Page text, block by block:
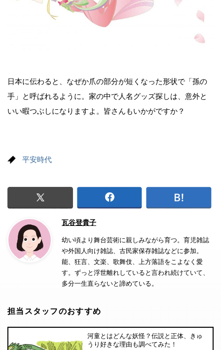
日本に伝わると、なぜか爪の部分が短くなった形状で「孫の
手」と呼ばれるように。家の中で人名グッズ探しは、意外と
いい暇つぶしになりますよ。皆さんもいかがですか？
平安時代
瓦谷登貴子
幼い頃より舞台芸術に親しみながら育つ。育児雑誌
や外国人向け雑誌、古民家保存雑誌などに参加。
能、狂言、文楽、歌舞伎、上方落語をこよなく愛
す。ずっと浮世離れしていると言われ続けていて、
多分一生直らないと諦めている。
担当スタッフのおすすめ
河童とはどんな妖怪？伝説と正体、きゅ
うり好きな理由も調べてみた！